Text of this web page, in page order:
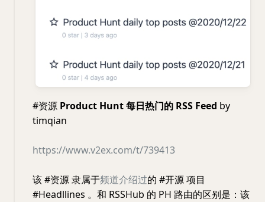
#资源 Product Hunt 每日热门的 RSS Feed by
timqian
https://www.v2ex.com/t/739413
该 #资源 隶属于频道介绍过的 #开源 项目
#Headllines 。和 RSSHub 的 PH 路由的区别是：该